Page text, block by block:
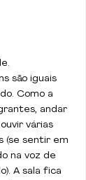
são iguais
Como a
andar
várias
(se sentir em
na voz de
A sala fica